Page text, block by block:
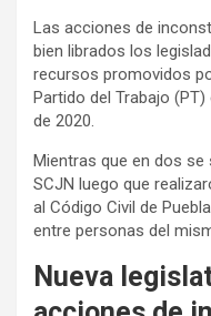
Las acciones de
bien librados los
recursos promovidos
Partido del Trabajo
de 2020.
Mientras que en dos se
SCJN luego que
al Código Civil de
entre personas del
Nueva